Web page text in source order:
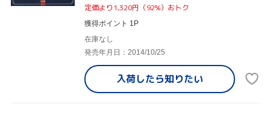
定価より1,320円（92%）おトク
獲得ポイント 1P
在庫なし
発売年月日：2014/10/25
入荷したら知りたい